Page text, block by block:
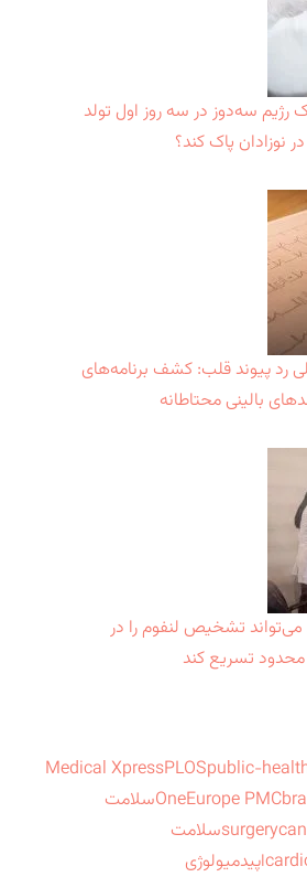
رژیم سه‌دوز در سه روز اول تولد
نوزادان پاک کند؟
رد پیوند قلب: کشف برنامه‌های
بالینی محتاطانه
تشخیص لنفوم را در
تسریع کند
Medical XpressPLOSpublic-
OneEurope PMC
سلامت
surgeryسلامت
اپیدمیولوژی